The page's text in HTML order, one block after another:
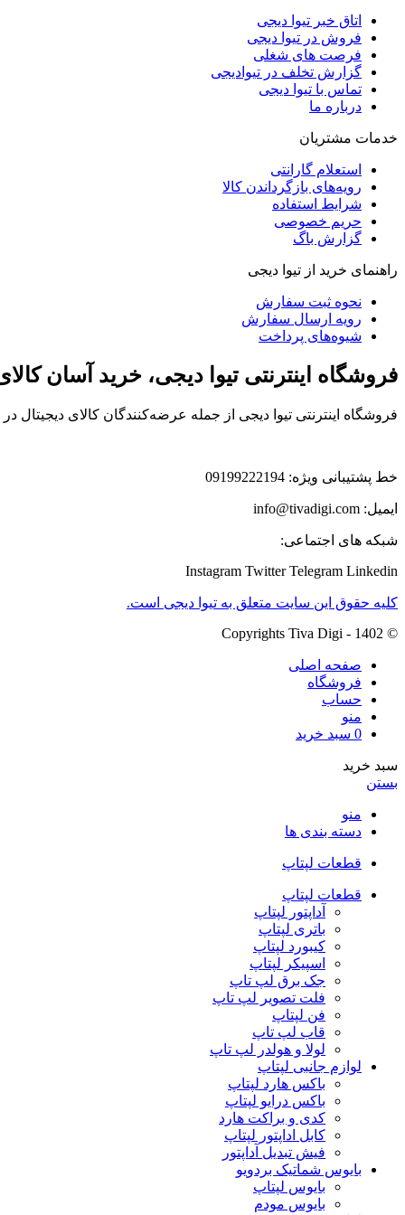
اتاق خبر تیوا دیجی
فروش در تیوا دیجی
فرصت های شغلی
گزارش تخلف در تیوادیجی
تماس با تیوا دیجی
درباره ما
خدمات مشتریان
استعلام گارانتی
رویه‌های بازگرداندن کالا
شرایط استفاده
حریم خصوصی
گزارش باگ
راهنمای خرید از تیوا دیجی
نحوه ثبت سفارش
رویه ارسال سفارش
شیوه‌های پرداخت
فروشگاه اینترنتی تیوا دیجی، خرید آسان
فروشگاه اینترنتی تیوا دیجی از جمله عرضه‌کنندگان کالای
خط پشتیبانی ویژه: 09199222194
ایمیل: info@tivadigi.com
شبکه های اجتماعی:
Instagram Twitter Telegram Linkedin
کلیه حقوق این سایت متعلق به تیوا دیجی است.
© Copyrights Tiva Digi - 1402
صفحه اصلی
فروشگاه
حساب
منو
0 سبد خرید
سبد خرید
بستن
منو
دسته بندی ها
قطعات لپتاپ
قطعات لپتاپ
آداپتور لپتاپ
باتری لپتاپ
کیبورد لپتاپ
اسپیکر لپتاپ
جک برق لپ تاپ
فلت تصویر لپ تاپ
فن لپتاپ
قاب لپ تاپ
لولا و هولدر لپ تاپ
لوازم جانبی لپتاپ
باکس هارد لپتاپ
باکس درایو لپتاپ
کدی و براکت هارد
کابل اداپتور لپتاپ
فیش تبدیل آداپتور
بایوس شماتیک بردویو
بایوس لپتاپ
بایوس مودم